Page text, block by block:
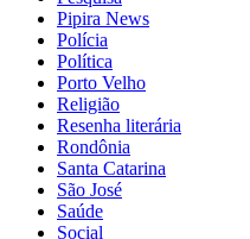
Pipira News
Polícia
Política
Porto Velho
Religião
Resenha literária
Rondônia
Santa Catarina
São José
Saúde
Social